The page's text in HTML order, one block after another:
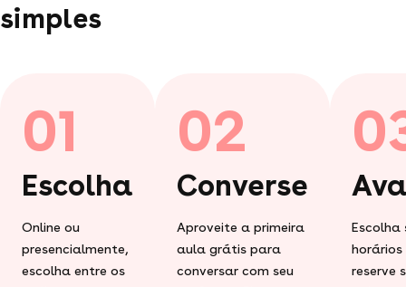
simples
01
Escolha
Online ou
presencialmente,
escolha entre os
02
Converse
Aproveite a primeira
aula grátis para
conversar com seu
Escolha
horários
reserve